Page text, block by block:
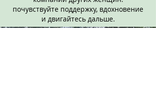
почувствуйте поддержку, вдохновение
и двигайтесь дальше.